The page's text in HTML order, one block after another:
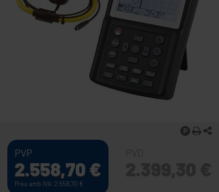
PVP
2.558,70 €
Preu amb IVA: 2.558,70 €